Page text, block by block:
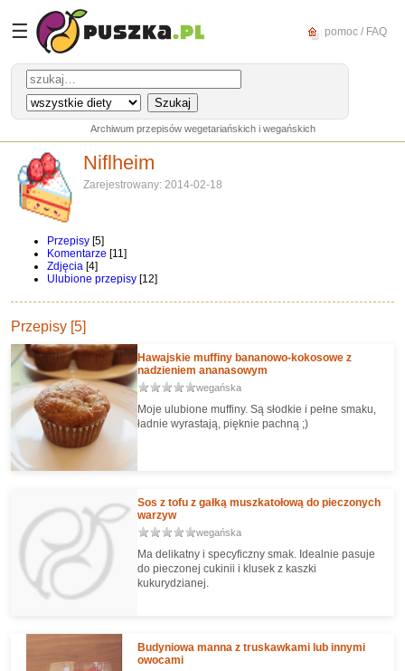
☰ pomoc / FAQ
Archiwum przepisów wegetariańskich i wegańskich
Niflheim
Zarejestrowany: 2014-02-18
Przepisy [5]
Komentarze [11]
Zdjęcia [4]
Ulubione przepisy [12]
Przepisy [5]
Hawajskie muffiny bananowo-kokosowe z
nadzieniem ananasowym
wegańska
Moje ulubione muffiny. Są słodkie i pełne smaku,
ładnie wyrastają, pięknie pachną ;)
Sos z tofu z gałką muszkatołową do pieczonych
warzyw
wegańska
Ma delikatny i specyficzny smak. Idealnie pasuje
do pieczonej cukinii i klusek z kaszki
kukurydzianej.
Budyniowa manna z truskawkami lub innymi
owocami